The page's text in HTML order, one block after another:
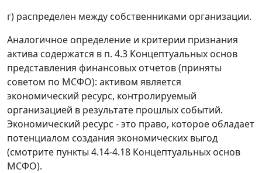
г) распределен между собственниками организации.
Аналогичное определение и критерии признания
актива содержатся в п. 4.3 Концептуальных основ
представления финансовых отчетов (приняты
советом по МСФО): активом является
экономический ресурс, контролируемый
организацией в результате прошлых событий.
Экономический ресурс - это право, которое обладает
потенциалом создания экономических выгод
(смотрите пункты 4.14-4.18 Концептуальных основ
МСФО).